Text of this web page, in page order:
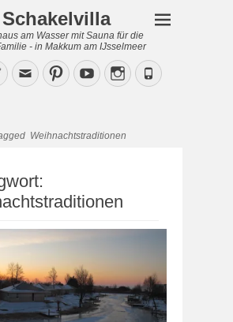
Schakelvilla
am Wasser mit Sauna für die
- in Makkum am IJsselmeer
TwitterEmailPinterestYouTubeInstagram
Phone
Weihnachtstraditionen